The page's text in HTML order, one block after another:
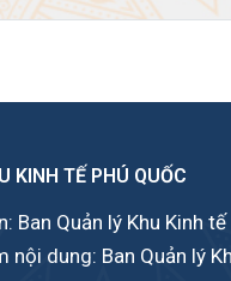
KINH TẾ PHÚ QUỐC
Ban Quản lý Khu Kinh
nội dung: Ban Quản lý